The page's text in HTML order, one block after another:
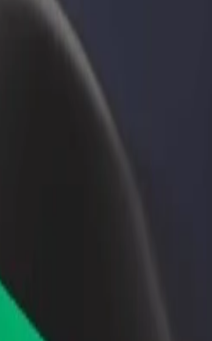
restaurante ou loja
clientes e aumente as